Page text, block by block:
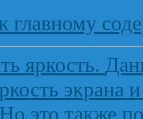
главному
яркость.
экрана
это также